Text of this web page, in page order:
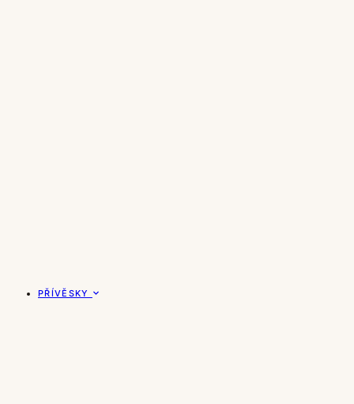
PŘÍVĚSKY